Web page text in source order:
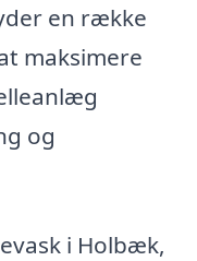
en række
maksimere
og
i Holbæk,